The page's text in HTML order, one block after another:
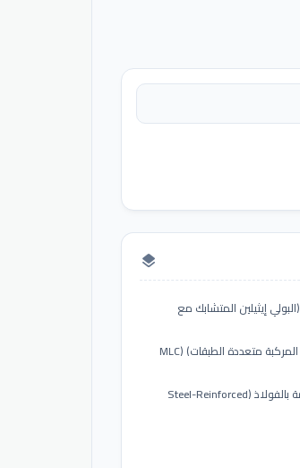
layers
أنابيب PEX-AL-PEX (البولي إيثيلين المتشابك مع
أنابيب MLC (الأنابيب المركبة متعددة الطبقات) (MLC
أنابيب HDPE المدعمة بالفولاذ (Steel-Reinforced